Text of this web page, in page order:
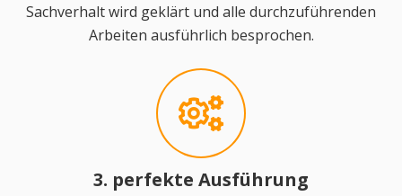
Sachverhalt wird geklärt und alle durchzuführenden
Arbeiten ausführlich besprochen.
3. perfekte Ausführung